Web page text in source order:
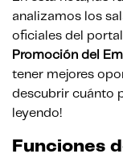
analizamos los
oficiales del
Promoción del
tener mejores
descubrir cuánto
leyendo!
Funciones